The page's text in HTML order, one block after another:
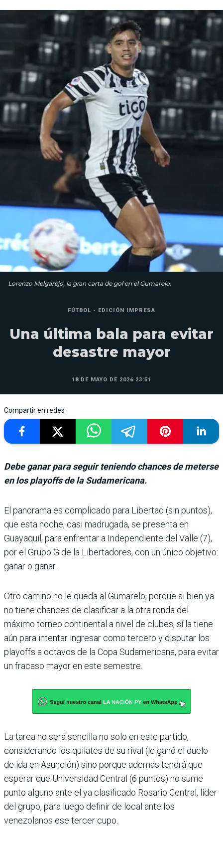
Lorenzo Melgarejo, la gran carta de gol en el Gumarelo.
FÚTBOL - EDICIÓN IMPRESA
Una última bala para evitar
desastre mayor
18 DE MAYO DE 2026 23:51
Compartir en redes
Debe ganar para seguir teniendo chances de meterse
en los playoffs de la Sudamericana.
El panorama es com­plicado para Liber­tad (sin puntos),
que esta noche, casi madrugada, se presenta en
Guayaquil, para enfrentar a Independiente del Valle (7),
por el Grupo G de la Libertadores, con un único objetivo:
ganar o ganar.
Otro camino no le queda al Gumarelo, porque si bien ya
no tiene chances de clasificar a la otra ronda del
máximo torneo continental a nivel de clubes, sí la tiene
aún para intentar ingresar como tercero y dis­putar los
playoffs a octavos de la Copa Sudamericana, para evitar
un fracaso mayor en este semestre.
La tarea no será sencilla no solo en este partido,
conside­rando los quilates de su rival (le ganó el duelo
de ida en Asunción) sino porque ade­más tendrá que
esperar que Universidad Central (6 pun­tos) no sume
punto alguno ante el ya clasificado Rosario Central, líder
del grupo, para luego definir de local ante los
venezolanos ese tercer cupo.